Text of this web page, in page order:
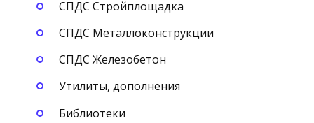
СПДС Стройплощадка
СПДС Металлоконструкции
СПДС Железобетон
Утилиты, дополнения
Библиотеки